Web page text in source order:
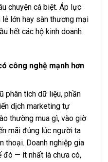
chuyện cá biệt. Áp lực
lớn hay sàn thương mại
hết các hộ kinh doanh
công nghệ mạnh hơn
phân tích dữ liệu, phần
dịch marketing tự
thường mua gì, vào giờ
mãi đúng lúc người ta
thoại. Doanh nghiệp gia
đó — ít nhất là chưa có,